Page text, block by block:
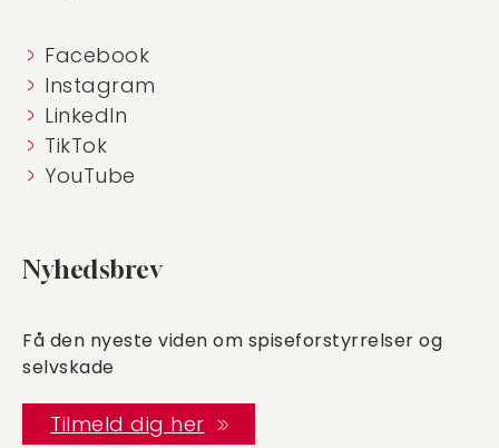
Facebook
Instagram
LinkedIn
TikTok
YouTube
Nyhedsbrev
Få den nyeste viden om spiseforstyrrelser og
selvskade
Tilmeld dig her